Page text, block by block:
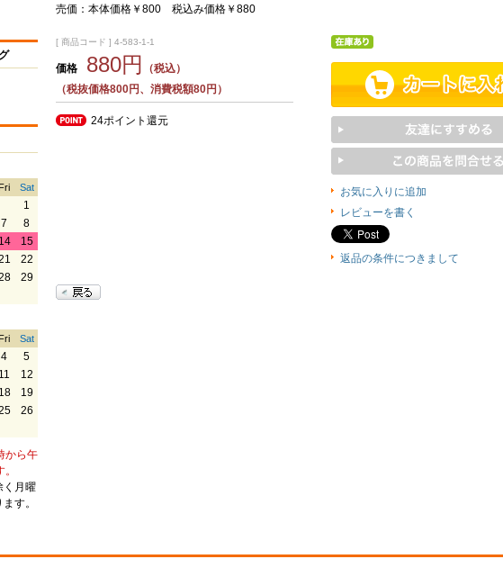
売価：本体価格￥800 税込み価格￥880
[ 商品コード ] 4-583-1-1
価格 880円
（税込）
（税抜価格800円、消費税額80円）
24ポイント還元
お気に入りに追加
レビューを書く
返品の条件につきまして
Fri Sat
1
7
8
14
15
22
29
Fri Sat
4
5
11
12
18
19
26
から午
く月曜
す。